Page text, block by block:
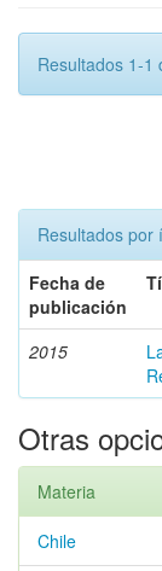
Resultados 1-1
Resultados por
Fecha de
publicación
2015
Otras
Materia
Chile